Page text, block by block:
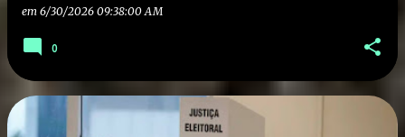
em 6/30/2026 09:38:00 AM
0